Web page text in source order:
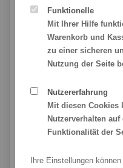
Stanley Stella.
Wir ❤ Textildruck in
Farbübersicht: Stanley/
Funktionelle
Mit Ihrer Hilfe
Warenkorb und
zu einer sicheren
Nutzung der Seite
Nutzererfahrung
Mit diesen Cookies
Nutzerverhalten
Funktionalität der
Ihre Einstellungen